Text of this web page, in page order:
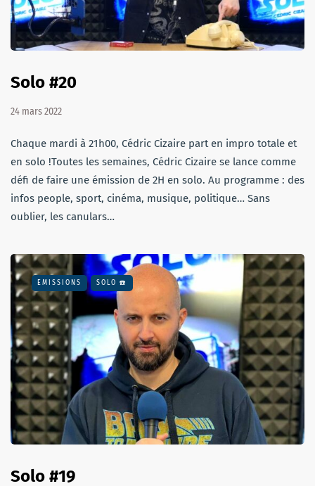
Solo #20
24 mars 2022
Chaque mardi à 21h00, Cédric Cizaire part en impro totale et
en solo !Toutes les semaines, Cédric Cizaire se lance comme
défi de faire une émission de 2H en solo. Au programme : des
infos people, sport, cinéma, musique, politique… Sans
oublier, les canulars…
EMISSIONS SOLO ☎️
Solo #19